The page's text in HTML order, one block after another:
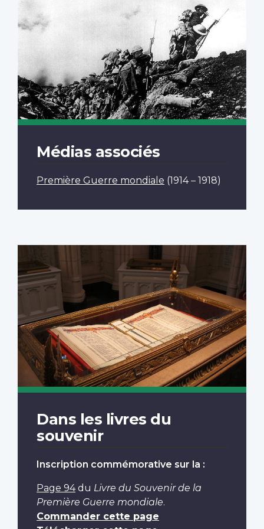
Médias associés
Première Guerre mondiale (1914 – 1918)
Dans les livres du
souvenir
Inscription commémorative sur la :
Page 94du Livre du Souvenir de la
Première Guerre mondiale.
Commander cette page